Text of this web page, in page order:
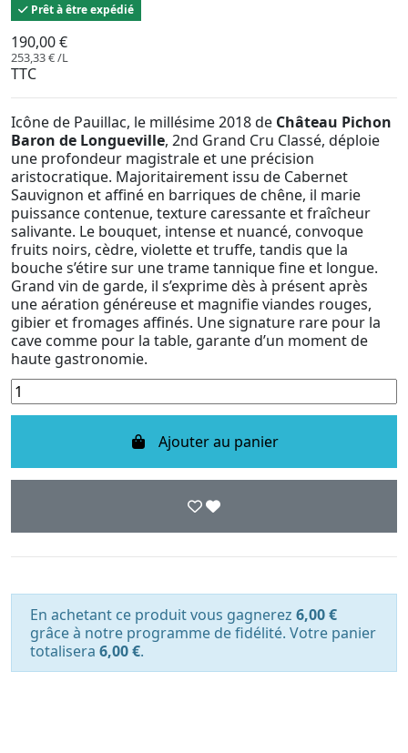
Prêt à être expédié
190,00 €
253,33 € /L
TTC
Icône de Pauillac, le millésime 2018 de Château Pichon
Baron de Longueville, 2nd Grand Cru Classé, déploie
une profondeur magistrale et une précision
aristocratique. Majoritairement issu de Cabernet
Sauvignon et affiné en barriques de chêne, il marie
puissance contenue, texture caressante et fraîcheur
salivante. Le bouquet, intense et nuancé, convoque
fruits noirs, cèdre, violette et truffe, tandis que la
bouche s’étire sur une trame tannique fine et longue.
Grand vin de garde, il s’exprime dès à présent après
une aération généreuse et magnifie viandes rouges,
gibier et fromages affinés. Une signature rare pour la
cave comme pour la table, garante d’un moment de
haute gastronomie.
Ajouter au panier
En achetant ce produit vous gagnerez 6,00 €
grâce à notre programme de fidélité. Votre panier
totalisera 6,00 €.